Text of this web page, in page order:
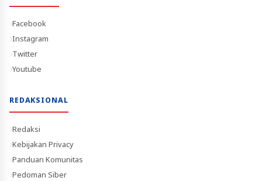
Facebook
Instagram
Twitter
Youtube
REDAKSIONAL
Redaksi
Kebijakan Privacy
Panduan Komunitas
Pedoman Siber